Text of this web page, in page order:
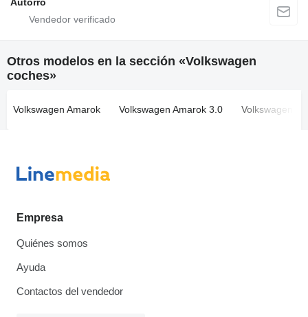
Autorro
Otros modelos en la sección «Volkswagen
coches»
Volkswagen Amarok Volkswagen Amarok 3.0 Volkswagen
Empresa
Quiénes somos
Ayuda
Contactos del vendedor